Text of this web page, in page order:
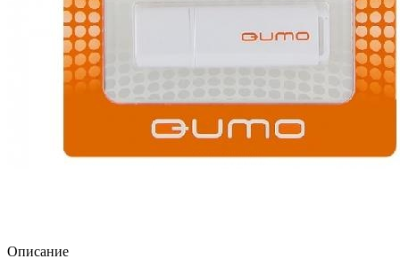
Описание